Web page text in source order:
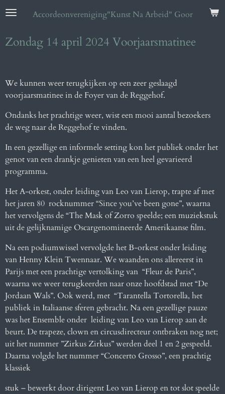
Ga
de
Accordeonvereniging"Kunst Na Arbeid" Goor
Zondag 14 april 2024 Voorjaarsmatinee
We kunnen weer terugkijken op een zeer geslaagd
voorjaarsmatinee in de Foyer van de Reggehof.
Ondanks het prachtige weer, wist een mooi aantal bezoekers
de weg naar de Reggehof te vinden.
In een gezellige en informele setting kon het publiek onder het
genot van een drankje genieten van eenheel gevarieerd
programma.
Het A-orkest, onder leiding van Leo van Lierop, trapte af met
het jaren 80 rocknummer “Since you’ve been gone”, waarna
het vervolgens de “The Mask of Zorro speelde; een muziekstuk
uit de gelijknamige Oscargenomineerde Amerikaanse film.
Na een podiumwissel vervolgde het B-orkest onderleiding
van Henny Klein Twennaar. We waanden ons allereerst in
Parijs met een prachtige vertolking van “Fleur de Paris”,
waarna we weer terugkeerden naar onze hoofdstad met “De
Jordaan Wals”. Ook werd, met “Tarantella Tortorella, het
publiek in Italiaanse sferen gebracht. Na een gezellige pauze
was het Ensemble onder leiding van Leo van Lierop aan de
beurt. De trapeze, clown en circusdirecteur ontbraken nog net;
uit het nummer ”Zirkus Zirkus” werden deel 1 en 2 gespeeld.
Daarna volgde het nummer “Concerto Grosso”, een prachtig
klassiek
stuk – bewerkt door dirigent Leo van Lierop en tot slot speelde